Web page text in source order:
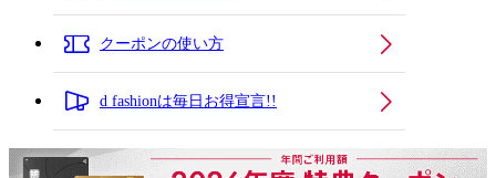
クーポンの使い方
d fashionは毎日お得宣言!!